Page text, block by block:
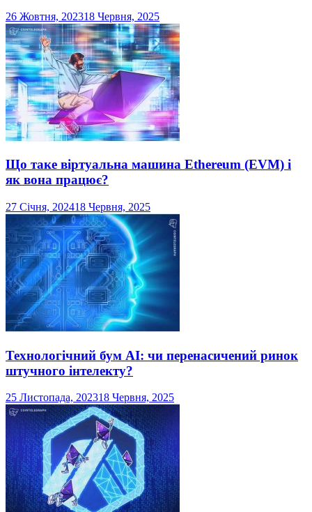
26 Жовтня, 202318 Червня, 2025
Що таке віртуальна машина Ethereum (EVM) і
як вона працює?
27 Січня, 202418 Червня, 2025
Технологічний бум AI: чи перенасичений ринок
штучного інтелекту?
25 Листопада, 202318 Червня, 2025